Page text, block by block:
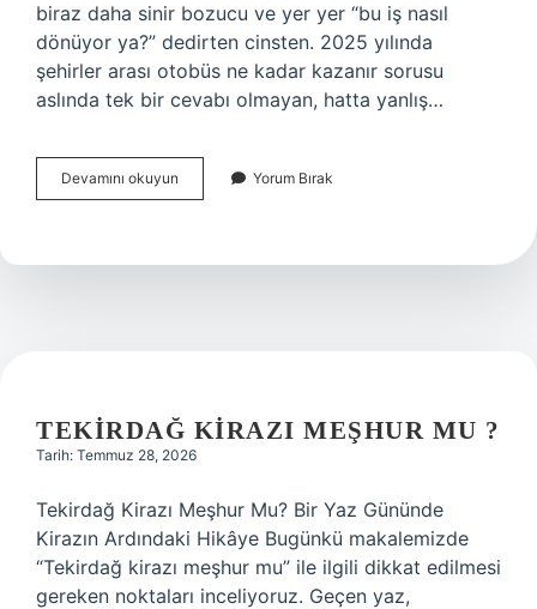
biraz daha sinir bozucu ve yer yer “bu iş nasıl
dönüyor ya?” dedirten cinsten. 2025 yılında
şehirler arası otobüs ne kadar kazanır sorusu
aslında tek bir cevabı olmayan, hatta yanlış…
Devamını okuyun
arası
kadar
Yorum Bırak
TEKIRDAĞ KIRAZI MEŞHUR MU ?
Tarih: Temmuz 28, 2026
Tekirdağ Kirazı Meşhur Mu? Bir Yaz Gününde
Kirazın Ardındaki Hikâye Bugünkü makalemizde
“Tekirdağ kirazı meşhur mu” ile ilgili dikkat edilmesi
gereken noktaları inceliyoruz. Geçen yaz,